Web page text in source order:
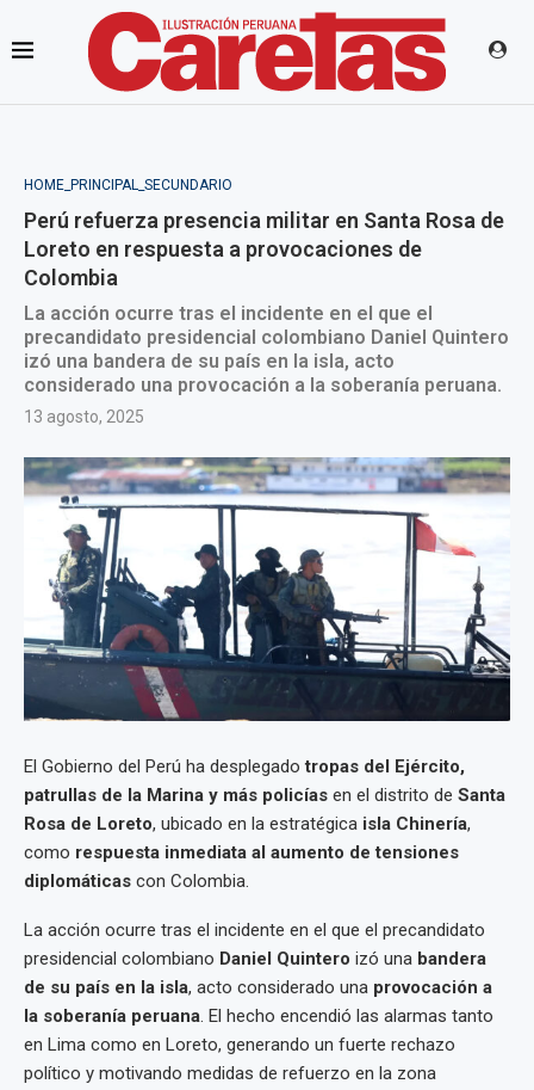
HOME_PRINCIPAL_SECUNDARIO
Perú refuerza presencia militar en Santa Rosa de
Loreto en respuesta a provocaciones de
Colombia
La acción ocurre tras el incidente en el que el
precandidato presidencial colombiano Daniel Quintero
izó una bandera de su país en la isla, acto
considerado una provocación a la soberanía peruana.
13 agosto, 2025
El Gobierno del Perú ha desplegadotropas del Ejército,
patrullas de la Marina y más policías en el distrito de Santa
Rosa de Loreto, ubicado en la estratégica isla Chinería,
como respuesta inmediata al aumento de tensiones
diplomáticas con Colombia.
La acción ocurre tras el incidente en el que el precandidato
presidencial colombiano Daniel Quintero izó una bandera
de su país en la isla, acto considerado una provocación a
la soberanía peruana. El hecho encendió las alarmas tanto
en Lima como en Loreto, generando un fuerte rechazo
político y motivando medidas de refuerzo en la zona